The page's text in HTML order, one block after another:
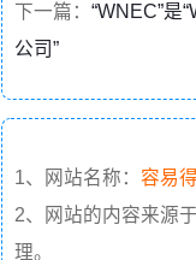
下一篇： “WNEC”是
公司”
1、网站名称： 容易得
2、网站的内容来源
理。